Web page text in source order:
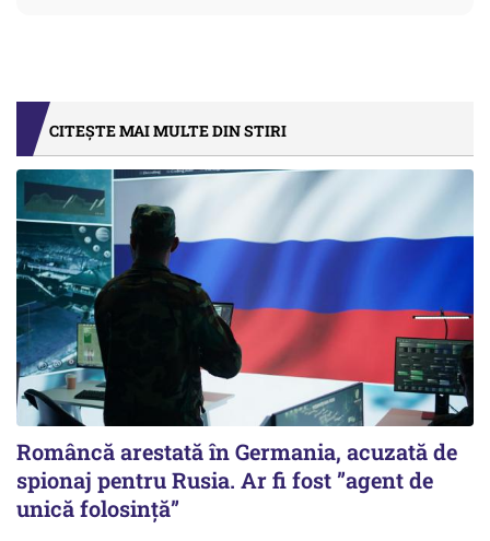
CITEȘTE MAI MULTE DIN STIRI
Româncă arestată în Germania, acuzată de
spionaj pentru Rusia. Ar fi fost ”agent de
unică folosință”